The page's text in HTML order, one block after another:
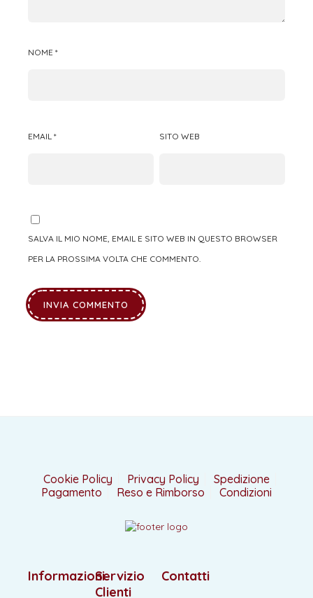
NOME *
EMAIL * SITO WEB
SALVA IL MIO NOME, EMAIL E SITO WEB IN QUESTO BROWSER
PER LA PROSSIMA VOLTA CHE COMMENTO.
Cookie Policy Privacy Policy
Spedizione
Pagamento
Reso e Rimborso Condizioni
InformazioniServizio
Clienti
Contatti